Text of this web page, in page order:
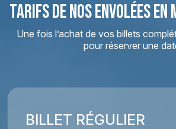
TARIFS DE NOS ENVOLÉES EN
Une fois l’achat de vos billets
pour réserver une
BILLET RÉGULIER